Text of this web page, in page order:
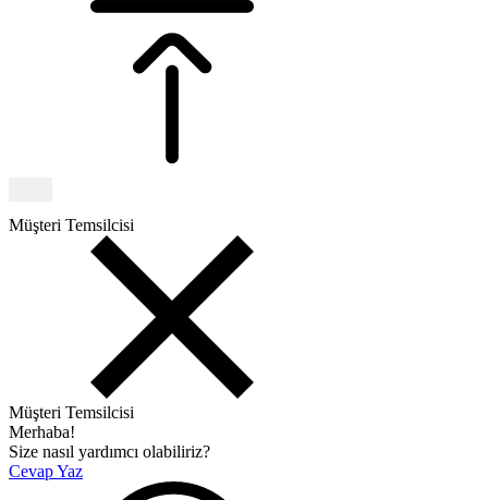
Müşteri Temsilcisi
Müşteri Temsilcisi
Merhaba!
Size nasıl yardımcı olabiliriz?
Cevap Yaz